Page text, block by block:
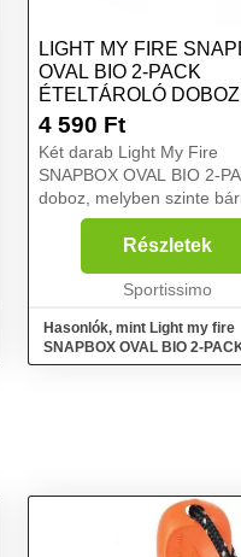
LIGHT MY FIRE
OVAL BIO 2-PACK
ÉTELTÁROLÓ
SÁRGA, MÉRET
4 590 Ft
Két darab Light My Fire
SNAPBOX OVAL BIO 2-
doboz, melyben szinte
tárolhatsz.
fedele védi a doboz
persze a hátizsákodat is.
Bioműanyagból készült –
Részletek
Sportissimo
Hasonlók, mint Light my fire
SNAPBOX OVAL BIO 2-
Ételtároló doboz, sárga,